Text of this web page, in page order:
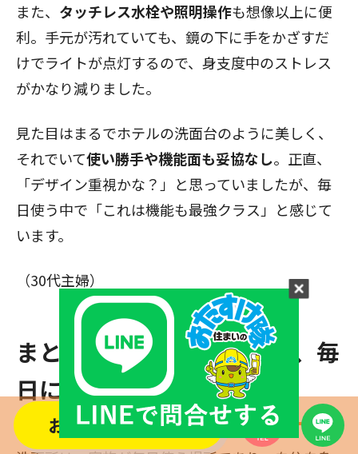
また、 タッチレス水栓や照明操作も想像以上に便
利。手元が汚れていても、鏡の下に手をかざすだ
けでライトが点灯するので、身支度中のストレス
がかなり減りました。
見た目はまるでホテルの洗面台のように美しく、
それでいて使い勝手や機能面も妥協なし。正直、
「デザイン重視かな？」と思っていましたが、毎
日使う中で「これは機能も最強クラス」と感じて
います。
（30代主婦）
まとめ：上質な「洗面所で、毎
日に“特別感”を」
お問い合わせする